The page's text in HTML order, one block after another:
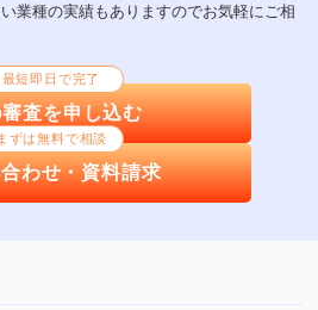
業種の実績もありますのでお気軽にご相
最短即日で完了
査を申し込む
ずは無料で相談
わせ・資料請求